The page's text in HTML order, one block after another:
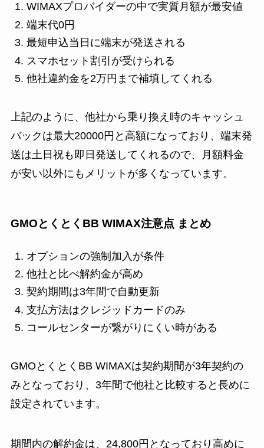
WIMAXプロバイダーの中で実質月額が最安値
端末代0円
最短申込当日に端末が発送される
スマホセット割引が受けられる
他社違約金を2万円まで補填してくれる
上記のように、他社から乗り換え時のキャッシュ
バックは最大20000円と高額になっており、端末発
送は土日祝も即日発送してくれるので、月額料金
が安い以外にもメリットが多くなっています。
GMOとくとくBB WIMAX注意点 まとめ
オプションの強制加入が条件
他社と比べ解約金が高め
契約期間は3年間で自動更新
支払方法はクレジッドカードのみ
コールセンターが繋がりにくい時がある
GMOとくとくBB WIMAXは契約期間が3年契約の
みとなっており、3年間で他社と比較すると長めに
設定されています。
期間内の解約金は、24,800円となっており高めに